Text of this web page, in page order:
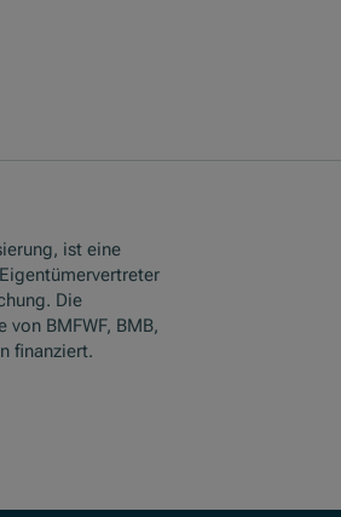
ist eine
Die
BMFWF, BMB,
finanziert.